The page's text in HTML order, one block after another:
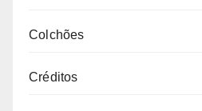
Colchões
Créditos